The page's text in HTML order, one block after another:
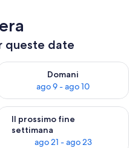
queste date
ago 8 - ago 9
Domani
ago 9 - ago 10
la disponibilità per
fine settimana, ago 14 -
Il prossimo fine
settimana
ago 21 - ago 23
la disponibilità per il